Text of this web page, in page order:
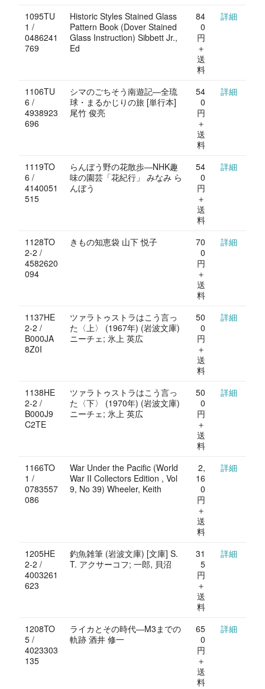
1095TU
1 /
0486241
769
Historic Styles Stained Glass
Pattern Book (Dover Stained
Glass Instruction) Sibbett Jr.,
Ed
84
0
円
＋
送
料
詳細
1106TU
6 /
4938923
696
シマのごちそう南遊記―全琉
球・まるかじりの旅 [単行本]
尾竹 俊亮
54
0
円
＋
送
料
詳細
1119TO
6 /
4140051
515
らんぼう野の花散歩―NHK趣
味の園芸「花紀行」 みなみ ら
んぼう
54
0
円
＋
送
料
詳細
1128TO
2-2 /
4582620
094
きもの知恵袋 山下 悦子
70
0
円
＋
送
料
詳細
1137HE
2-2 /
B000JA
8Z0I
ツァラトゥストラはこう言っ
た〈上〉 (1967年) (岩波文庫)
ニーチェ; 氷上 英広
50
0
円
＋
送
料
詳細
1138HE
2-2 /
B000J9
C2TE
ツァラトゥストラはこう言っ
た〈下〉 (1970年) (岩波文庫)
ニーチェ; 氷上 英広
50
0
円
＋
送
料
詳細
1166TO
1 /
0783557
086
War Under the Pacific (World
War II Collectors Edition , Vol
9, No 39) Wheeler, Keith
2,
16
0
円
＋
送
料
詳細
1205HE
2-2 /
4003261
623
釣魚雑筆 (岩波文庫) [文庫] S.
T. アクサーコフ; 一郎, 貝沼
31
5
円
＋
送
料
詳細
1208TO
5 /
4023303
135
ライカとその時代―M3までの
軌跡 酒井 修一
65
0
円
＋
送
料
詳細